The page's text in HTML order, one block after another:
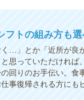
トの組み方も選
…」とか「近所が良
思っていただけれ
回りのお手伝い。食
事復帰される方にも